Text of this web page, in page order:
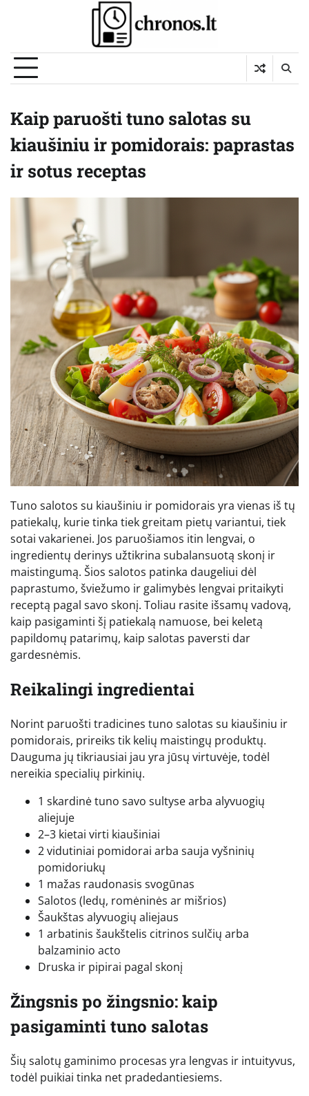
Kaip paruošti tuno salotas su
kiaušiniu ir pomidorais: paprastas
ir sotus receptas
Tuno salotos su kiaušiniu ir pomidorais yra vienas iš tų
patiekalų, kurie tinka tiek greitam pietų variantui, tiek
sotai vakarienei. Jos paruošiamos itin lengvai, o
ingredientų derinys užtikrina subalansuotą skonį ir
maistingumą. Šios salotos patinka daugeliui dėl
paprastumo, šviežumo ir galimybės lengvai pritaikyti
receptą pagal savo skonį. Toliau rasite išsamų vadovą,
kaip pasigaminti šį patiekalą namuose, bei keletą
papildomų patarimų, kaip salotas paversti dar
gardesnėmis.
Reikalingi ingredientai
Norint paruošti tradicines tuno salotas su kiaušiniu ir
pomidorais, prireiks tik kelių maistingų produktų.
Dauguma jų tikriausiai jau yra jūsų virtuvėje, todėl
nereikia specialių pirkinių.
1 skardinė tuno savo sultyse arba alyvuogių
aliejuje
2–3 kietai virti kiaušiniai
2 vidutiniai pomidorai arba sauja vyšninių
pomidoriukų
1 mažas raudonasis svogūnas
Salotos (ledų, romėninės ar mišrios)
Šaukštas alyvuogių aliejaus
1 arbatinis šaukštelis citrinos sulčių arba
balzaminio acto
Druska ir pipirai pagal skonį
Žingsnis po žingsnio: kaip
pasigaminti tuno salotas
Šių salotų gaminimo procesas yra lengvas ir intuityvus,
todėl puikiai tinka net pradedantiesiems.